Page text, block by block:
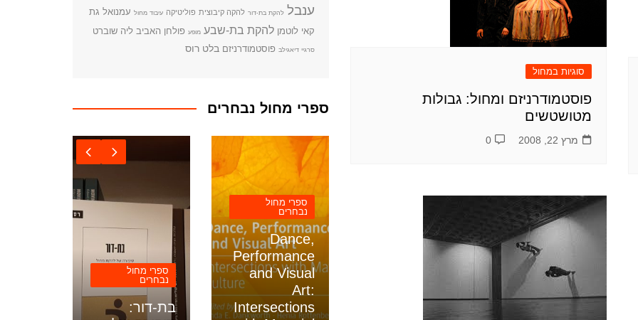
סוגיות במחול
פוסטמודרניזם ומחול: גבולות
מטושטשים
מרץ 22, 2008 0
ענבל להקת בת-דור להקה קיבוצית פוליטיקה עיבוד מחול עמנואל גת
קאי לוטמן להקת בת-שבע מופע פולחן האביב ליה שוברט
סרגיי דיאגילב פוסטמודרניזם בלט רוס
ספרי מחול נבחרים
ספרי מחול
נבחרים
שרה לוי-תנאי:
רב-קוליות ושיח
ספרי מחול
נבחרים
Dance,
Performance
and Visual
Art:
Intersections
ספרי מחול
נבחרים
בת-דור: